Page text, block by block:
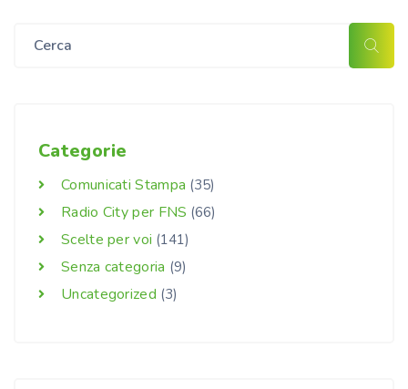
Categorie
Comunicati Stampa (35)
Radio City per FNS (66)
Scelte per voi (141)
Senza categoria (9)
Uncategorized (3)